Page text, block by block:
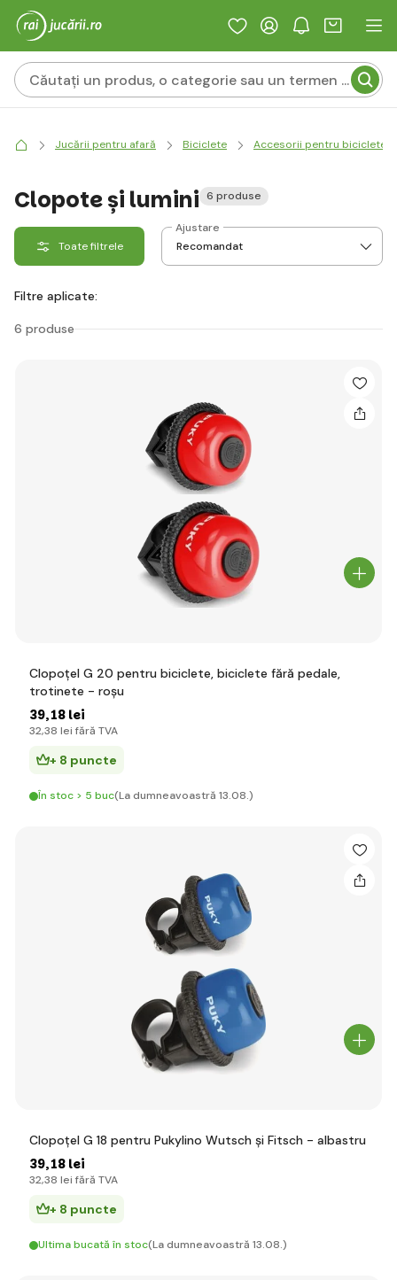
Jucării pentru afară Biciclete Accesorii pentru biciclete
Clopote și lumini 6 produse
Toate filtrele
Ajustare
Filtre aplicate:
6 produse
Clopoțel G 20 pentru biciclete, biciclete fără pedale,
trotinete - roșu
39,18 lei
32,38 lei fără TVA
+ 8 puncte
În stoc > 5 buc(La dumneavoastră 13.08.)
Clopoțel G 18 pentru Pukylino Wutsch și Fitsch - albastru
39,18 lei
32,38 lei fără TVA
+ 8 puncte
Ultima bucată în stoc(La dumneavoastră 13.08.)